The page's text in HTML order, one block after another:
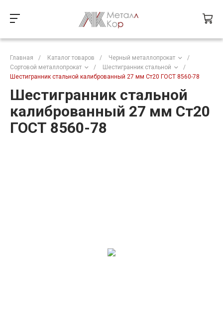
Главная / Каталог товаров / Черный металлопрокат
/
Сортовой металлопрокат
/ Шестигранник стальной
/
Шестигранник стальной калиброванный 27 мм Ст20 ГОСТ 8560-78
Шестигранник стальной
калиброванный 27 мм Ст20
ГОСТ 8560-78